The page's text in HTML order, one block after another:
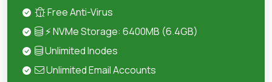
Free Anti-Virus
⚡ NVMe Storage: 6400MB (6.4GB)
Unlimited Inodes
Unlimited Email Accounts